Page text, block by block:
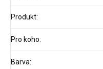
Produkt:
Pro koho:
Barva: